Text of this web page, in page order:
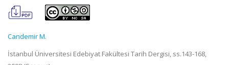
Candemir M.
İstanbul Üniversitesi Edebiyat Fakültesi Tarih Dergisi, ss.143-168,